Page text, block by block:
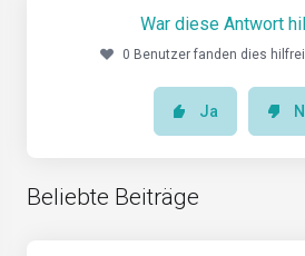
War diese Antwort
0 Benutzer fanden dies
Ja
Beliebte Beiträge